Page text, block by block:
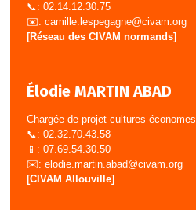
📞: 02.14.12.30.75
✉️: camille.lespegagne@civam.org
[Réseau des CIVAM normands]
Élodie MARTIN ABAD
Chargée de projet cultures économes
📞: 02.32.70.43.58
📱: 07.69.54.30.50
✉️: elodie.martin.abad@civam.org
[CIVAM Allouville]